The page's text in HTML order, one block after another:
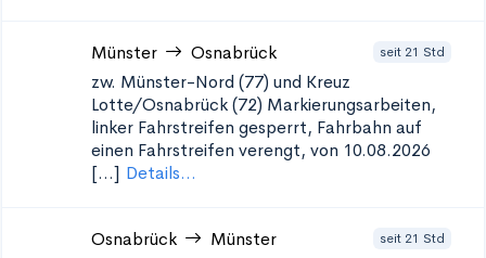
Münster Osnabrück seit 21 Std
zw. Münster-Nord (77) und Kreuz
Lotte/Osnabrück (72) Markierungsarbeiten,
linker Fahrstreifen gesperrt, Fahrbahn auf
einen Fahrstreifen verengt, von 10.08.2026
[...] Details...
Osnabrück Münster seit 21 Std